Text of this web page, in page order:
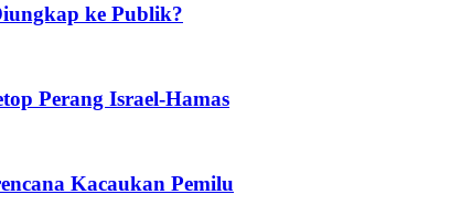
ke Publik?
Perang Israel-Hamas
Kacaukan Pemilu